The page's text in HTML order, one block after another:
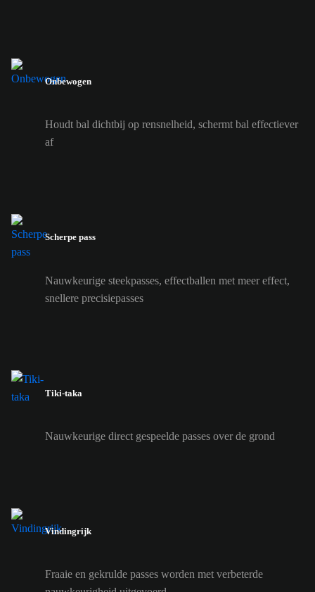
Onbewogen
Houdt bal dichtbij op rensnelheid, schermt bal effectiever
af
Scherpe pass
Nauwkeurige steekpasses, effectballen met meer effect,
snellere precisiepasses
Tiki-taka
Nauwkeurige direct gespeelde passes over de grond
Vindingrijk
Fraaie en gekrulde passes worden met verbeterde